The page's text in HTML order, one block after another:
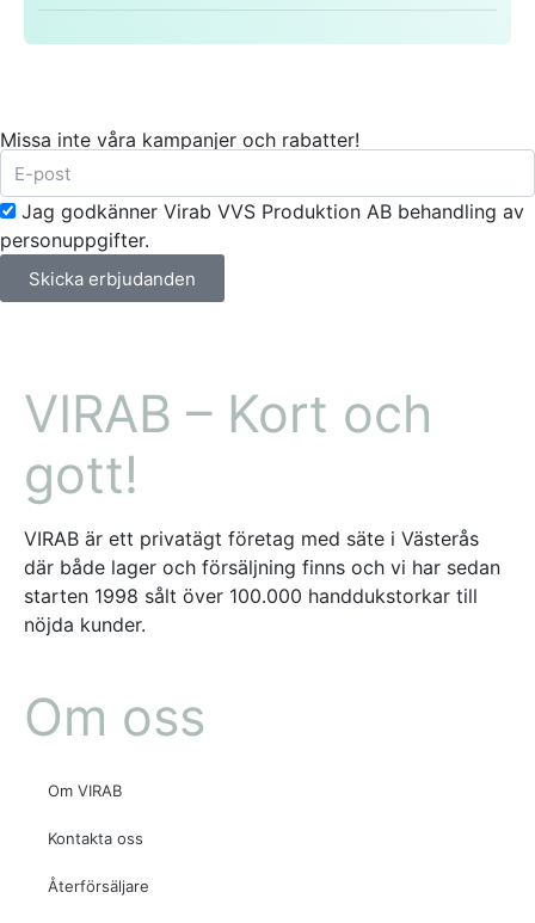
Missa inte våra kampanjer och rabatter!
Jag godkänner Virab VVS Produktion AB behandling av
personuppgifter.
Skicka erbjudanden
VIRAB – Kort och
gott!
VIRAB är ett privatägt företag med säte i Västerås
där både lager och försäljning finns och vi har sedan
starten 1998 sålt över 100.000 handdukstorkar till
nöjda kunder.
Om oss
Om VIRAB
Kontakta oss
Återförsäljare